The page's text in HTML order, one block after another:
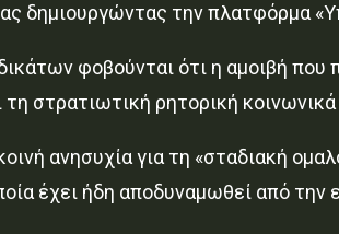
δημιουργώντας την πλατφόρμα
φοβούνται ότι η αμοιβή
στρατιωτική ρητορική
ανησυχία για τη «σταδιακή
έχει ήδη αποδυναμωθεί από